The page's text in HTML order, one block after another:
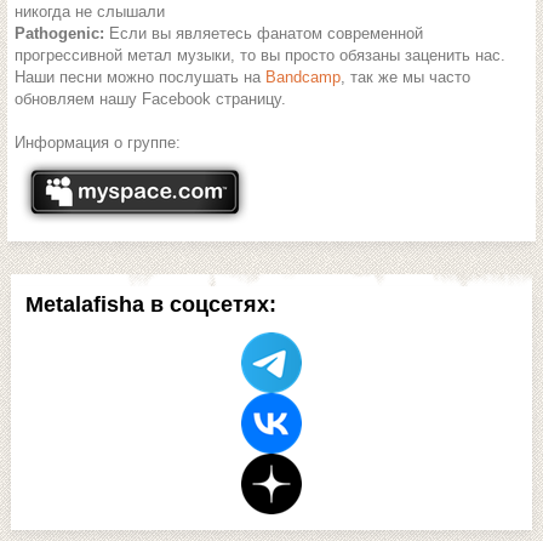
Metalafisha в соцсетях:
никогда не слышали
Pathogenic: Если вы являетесь фанатом современной
прогрессивной метал музыки, то вы просто обязаны заценить нас.
Наши песни можно послушать на Bandcamp, так же мы часто
обновляем нашу Facebook страницу.
Информация о группе: